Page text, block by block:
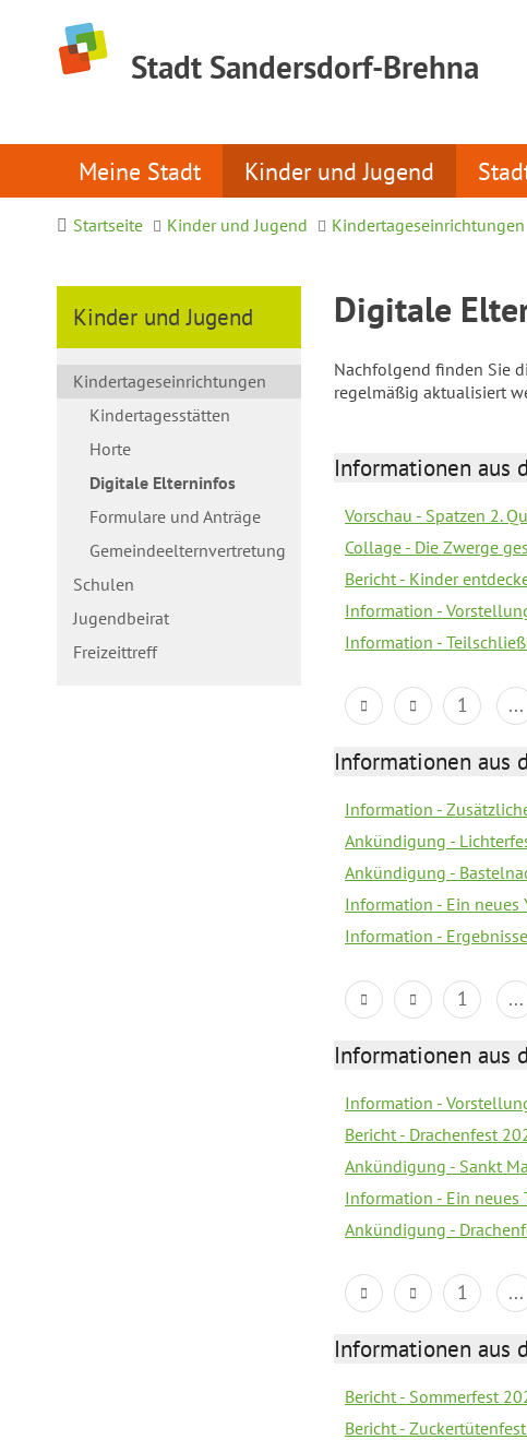
Stadt Sandersdorf-Brehna
Meine Stadt Kinder und Jugend
Startseite Kinder und Jugend Kindertageseinrichtungen
Kinder und Jugend
Kindertageseinrichtungen
Kindertagesstätten
Horte
Digitale Elterninfos
Formulare und Anträge
Gemeindeelternvertretung
Schulen
Jugendbeirat
Freizeittreff
Digitale
Nachfolgend finden Sie
regelmäßig aktualisiert
Informationen aus
Vorschau - Spatzen 2.
Collage - Die Zwerge
Bericht - Kinder
Information -
Information -
1 ...
Informationen aus
Information -
Ankündigung -
Ankündigung -
Information - Ein neues
Information -
1 ...
Informationen aus
Information -
Bericht - Drachenfest
Ankündigung - Sankt
Information - Ein neues
Ankündigung -
1 ...
Informationen aus
Bericht - Sommerfest
Bericht -